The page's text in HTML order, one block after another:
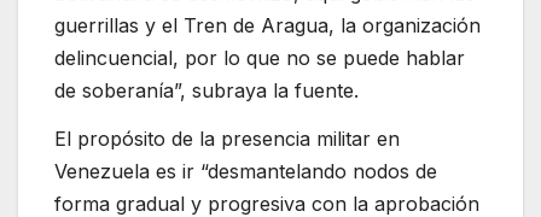
guerrillas y el Tren de Aragua, la organización
delincuencial, por lo que no se puede hablar
de soberanía”, subraya la fuente.
El propósito de la presencia militar en
Venezuela es ir “desmantelando nodos de
forma gradual y progresiva con la aprobación